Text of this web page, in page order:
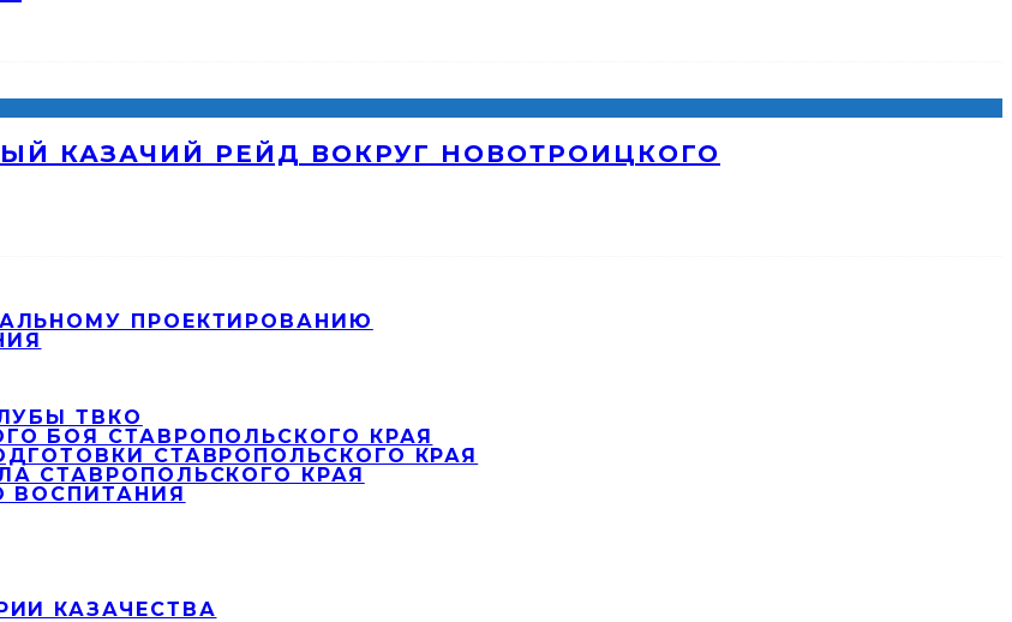
КАЗАЧИЙ РЕЙД ВОКРУГ НОВОТРОИЦКОГО
ПРОЕКТИРОВАНИЮ
ТВКО
БОЯ СТАВРОПОЛЬСКОГО КРАЯ
СТАВРОПОЛЬСКОГО КРАЯ
СТАВРОПОЛЬСКОГО КРАЯ
ВОСПИТАНИЯ
КАЗАЧЕСТВА